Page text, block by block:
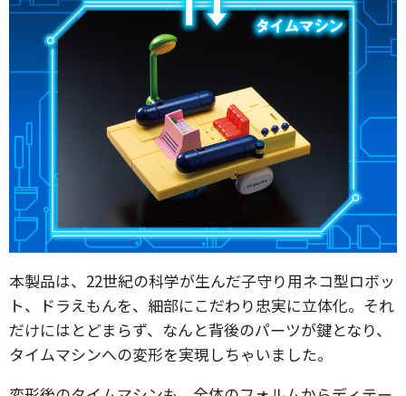
本製品は、22世紀の科学が生んだ子守り用ネコ型ロボッ
ト、ドラえもんを、細部にこだわり忠実に立体化。それ
だけにはとどまらず、なんと背後のパーツが鍵となり、
タイムマシンへの変形を実現しちゃいました。